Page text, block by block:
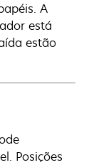
A
está
estão
Posições